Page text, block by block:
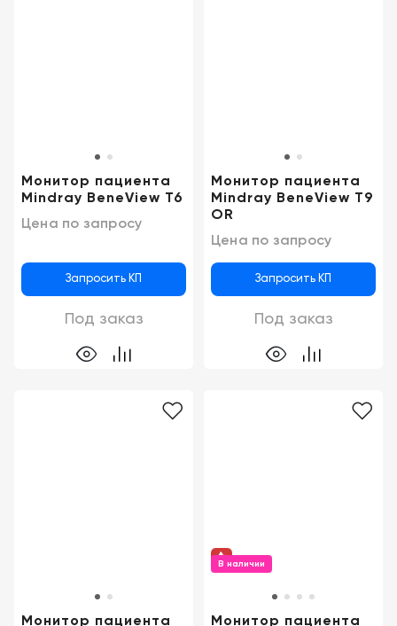
Монитор пациента
Mindray BeneView T6
Цена по запросу
Запросить КП
Под заказ
Монитор пациента
Mindray BeneView T9
OR
Цена по запросу
Запросить КП
Под заказ
Монитор пациента
В наличии
Монитор пациента